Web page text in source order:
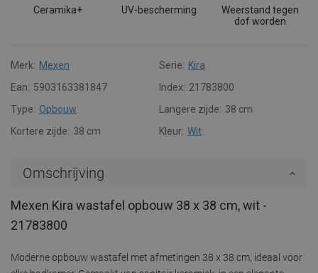
Ceramika+ UV-bescherming
Weerstand tegen
dof worden
Merk: Mexen Serie: Kira
Ean: 5903163381847 Index: 21783800
Type: Opbouw Langere zijde: 38 cm
Kortere zijde: 38 cm Kleur: Wit
Omschrijving
Mexen Kira wastafel opbouw 38 x 38 cm, wit -
21783800
Moderne opbouw wastafel met afmetingen 38 x 38 cm, ideaal voor